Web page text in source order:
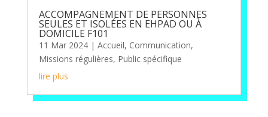
ACCOMPAGNEMENT DE PERSONNES
SEULES ET ISOLÉES EN EHPAD OU À
DOMICILE F101
11 Mar 2024| Accueil, Communication,
Missions régulières, Public spécifique
lire plus